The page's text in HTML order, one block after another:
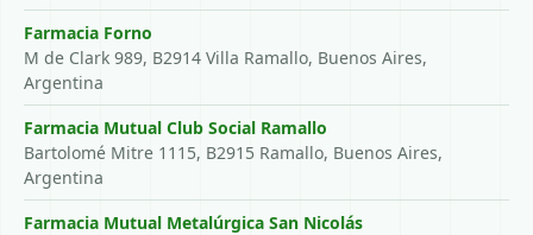
Farmacia Forno
M de Clark 989, B2914 Villa Ramallo, Buenos Aires,
Argentina
Farmacia Mutual Club Social Ramallo
Bartolomé Mitre 1115, B2915 Ramallo, Buenos Aires,
Argentina
Farmacia Mutual Metalúrgica San Nicolás